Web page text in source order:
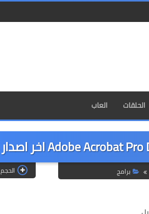
الحلقات العاب
برامج الحجم